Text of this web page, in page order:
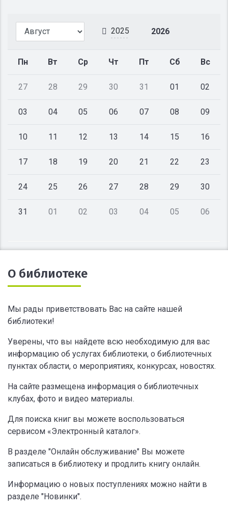
2025 2026
Пн Вт Ср Чт Пт Сб Вс
27 28 29 30 31 01 02
03 04 05 06 07 08 09
10 11 12 13 14 15 16
17 18 19 20 21 22 23
24 25 26 27 28 29 30
31 01 02 03 04 05 06
О библиотеке
Мы рады приветствовать Вас на сайте нашей
библиотеки!
Уверены, что вы найдете всю необходимую для вас
информацию об услугах библиотеки, о библиотечных
пунктах области, о мероприятиях, конкурсах, новостях.
На сайте размещена информация о библиотечных
клубах, фото и видео материалы.
Для поиска книг вы можете воспользоваться
сервисом «Электронный каталог».
В разделе "Онлайн обслуживание" Вы можете
записаться в библиотеку и продлить книгу онлайн.
Информацию о новых поступлениях можно найти в
разделе "Новинки".